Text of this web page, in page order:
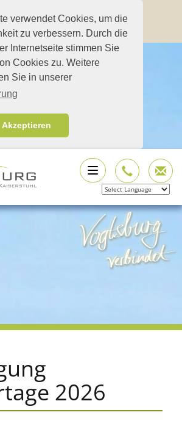
verwendet Cookies, um die
zu verbessern. Durch die
Internetseite stimmen Sie
Cookies zu. Weitere
Sie in unserer
Akzeptieren
2026